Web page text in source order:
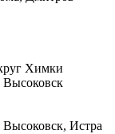
Химки
Истра